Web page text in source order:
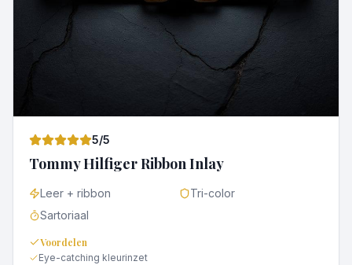
5/5
Tommy Hilfiger Ribbon Inlay
Leer + ribbon
Tri-color
Sartoriaal
Voordelen
Eye-catching kleurinzet